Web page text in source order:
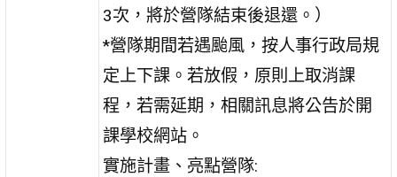
3次，將於營隊結束後退還。）
*營隊期間若遇颱風，按人事行政局規
定上下課。若放假，原則上取消課
程，若需延期，相關訊息將公告於開
課學校網站。
實施計畫、亮點營隊: